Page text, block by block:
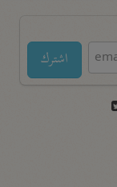
اشترك